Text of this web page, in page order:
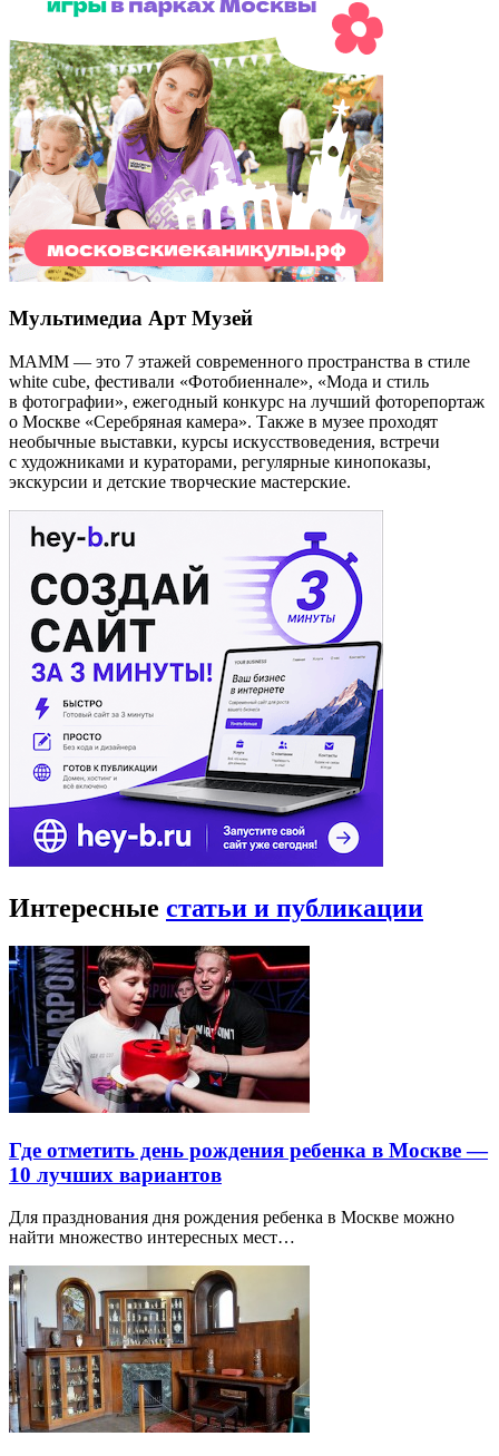
Мультимедиа Арт Музей
МАММ — это 7 этажей современного пространства в стиле
white cube, фестивали «Фотобиеннале», «Мода и стиль
в фотографии», ежегодный конкурс на лучший фоторепортаж
о Москве «Серебряная камера». Также в музее проходят
необычные выставки, курсы искусствоведения, встречи
с художниками и кураторами, регулярные кинопоказы,
экскурсии и детские творческие мастерские.
Интересные статьи и публикации
Где отметить день рождения ребенка в Москве —
10 лучших вариантов
Для празднования дня рождения ребенка в Москве можно
найти множество интересных мест…